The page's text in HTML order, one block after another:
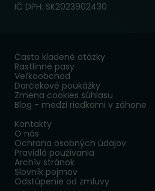
IČ DPH: SK2023902430
Často kladené otázky
Rastlinné pasy
Veľkoobchod
Darčekové poukážky
Zmena cookies súhlasu
Blog - medzi riadkami v záhone
Kontakty
O nás
Ochrana osobných údajov
Pravidlá používania
Archív stránok
Slovník pojmov
Odstúpenie od zmluvy